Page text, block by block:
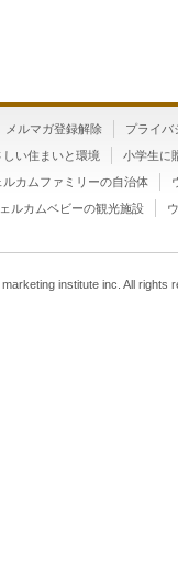
メルマガ登録解除
プライバ
い住まいと環境
小学生に
ルカムファミリーの自治体
ルカムベビーの観光施設
institute inc. All rights